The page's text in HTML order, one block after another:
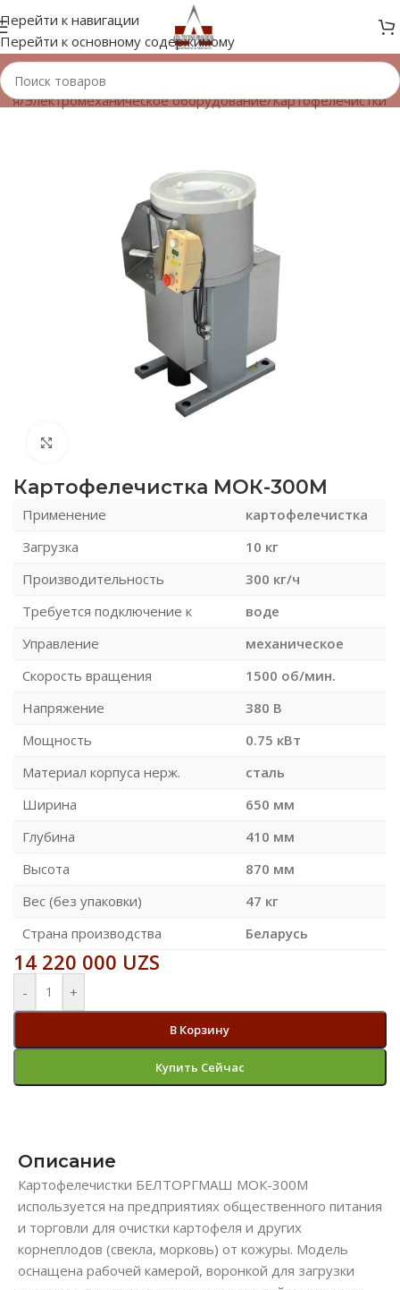
Перейти к навигации
Перейти к основному содержимому
/Электромеханическое оборудование/Картофелечистки
Картофелечистка МОК-300М
Применение
картофелечистка
Загрузка
10 кг
Производительность
300 кг/ч
Требуется подключение к
воде
Управление
механическое
Скорость вращения
1500 об/мин.
Напряжение
380 В
Мощность
0.75 кВт
Материал корпуса нерж.
сталь
Ширина
650 мм
Глубина
410 мм
Высота
870 мм
Вес (без упаковки)
47 кг
Страна производства
Беларусь
14 220 000 UZS
- +
В Корзину
Купить Сейчас
Описание
Картофелечистки БЕЛТОРГМАШ МОК-300М
используется на предприятиях общественного питания
и торговли для очистки картофеля и других
корнеплодов (свекла, морковь) от кожуры. Модель
оснащена рабочей камерой, воронкой для загрузки